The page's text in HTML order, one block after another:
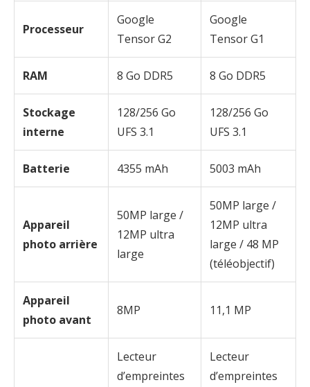
Processeur
Google
Tensor G2
Google
Tensor G1
RAM 8 Go DDR5 8 Go DDR5
Stockage
interne
128/256 Go
UFS 3.1
128/256 Go
UFS 3.1
Batterie 4355 mAh 5003 mAh
Appareil
photo arrière
50MP large /
12MP ultra
large
50MP large /
12MP ultra
large / 48 MP
(téléobjectif)
Appareil
photo avant
8MP 11,1 MP
Lecteur
d’empreintes
Lecteur
d’empreintes